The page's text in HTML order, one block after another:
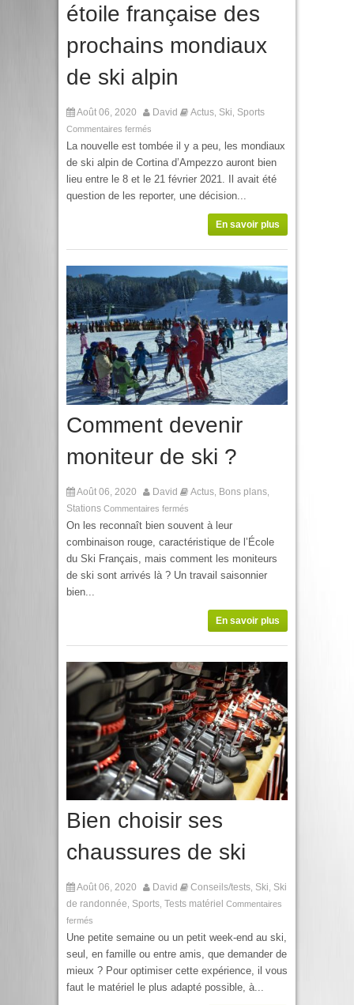
étoile française des
prochains mondiaux
de ski alpin
Août 06, 2020 David Actus Ski Sports
Commentaires fermés
La nouvelle est tombée il y a peu, les mondiaux
de ski alpin de Cortina d’Ampezzo auront bien
lieu entre le 8 et le 21 février 2021. Il avait été
question de les reporter, une décision...
En savoir plus
Comment devenir
moniteur de ski ?
Août 06, 2020 David Actus Bons plans
Stations Commentaires fermés
On les reconnaît bien souvent à leur
combinaison rouge, caractéristique de l’École
du Ski Français, mais comment les moniteurs
de ski sont arrivés là ? Un travail saisonnier
bien...
En savoir plus
Bien choisir ses
chaussures de ski
Août 06, 2020 David Conseils/tests Ski Ski
de randonnée Sports Tests matériel Commentaires
fermés
Une petite semaine ou un petit week-end au ski,
seul, en famille ou entre amis, que demander de
mieux ? Pour optimiser cette expérience, il vous
faut le matériel le plus adapté possible, à...